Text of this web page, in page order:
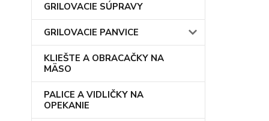
GRILOVACIE SÚPRAVY
GRILOVACIE PANVICE
KLIEŠTE A OBRACAČKY NA
MÄSO
PALICE A VIDLIČKY NA
OPEKANIE